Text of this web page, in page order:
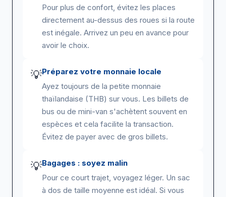
Pour plus de confort, évitez les places
directement au-dessus des roues si la route
est inégale. Arrivez un peu en avance pour
avoir le choix.
💡Préparez votre monnaie locale
Ayez toujours de la petite monnaie
thaïlandaise (THB) sur vous. Les billets de
bus ou de mini-van s'achètent souvent en
espèces et cela facilite la transaction.
Évitez de payer avec de gros billets.
💡Bagages : soyez malin
Pour ce court trajet, voyagez léger. Un sac
à dos de taille moyenne est idéal. Si vous